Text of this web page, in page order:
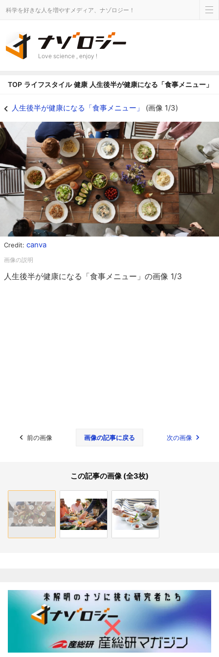
科学を好きな人を増やすメディア、ナゾロジー！
Love science , enjoy !
TOP ライフスタイル 健康 人生後半が健康になる「食事メニュー」
人生後半が健康になる「食事メニュー」 (画像 1/3)
Credit: canva
人生後半が健康になる「食事メニュー」の画像 1/3
前の画像 画像の記事に戻る 次の画像
この記事の画像 (全3枚)